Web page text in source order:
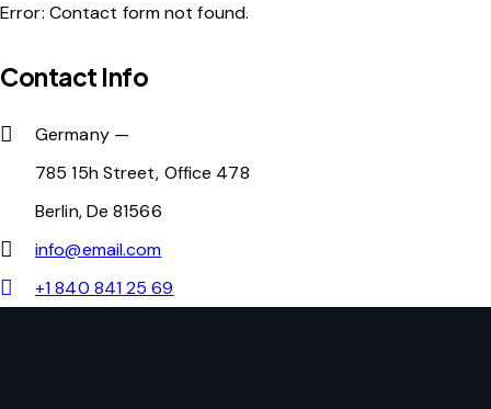
Error: Contact form not found.
Contact Info
Germany —
785 15h Street, Office 478
Berlin, De 81566
info@email.com
+1 840 841 25 69